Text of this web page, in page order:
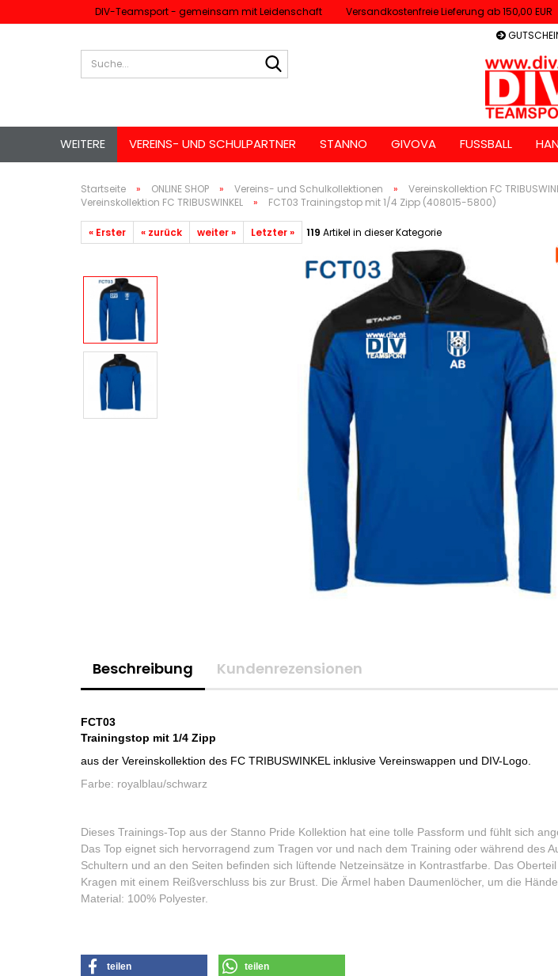
DIV-Teamsport - gemeinsam mit Leidenschaft
Versandkostenfreie Lieferung ab 150,00 EUR
VEREINS- UND SCHULPARTNER STANNO GIVOVA FUSSBALL
WEITERE
Startseite » ONLINE SHOP » Vereins- und Schulkollektionen » Vereinskollektion FC
Vereinskollektion FC TRIBUSWINKEL
» FCT03 Trainingstop mit 1/4 Zipp (408015-5800)
« Erster « zurück weiter » Letzter » 119 Artikel in dieser Kategorie
Beschreibung Kundenrezensionen
FCT03
Trainingstop mit 1/4 Zipp
aus der Vereinskollektion des FC TRIBUSWINKEL inklusive Vereinswappen und DIV-Logo.
Farbe: royalblau/schwarz
Dieses Trainings-Top aus der Stanno Pride Kollektion hat eine tolle Passform und fühlt sich
Das Top eignet sich hervorragend zum Tragen vor und nach dem Training oder während des
Schultern und an den Seiten befinden sich lüftende Netzeinsätze in Kontrastfarbe. Das
Kragen mit einem Reißverschluss bis zur Brust. Die Ärmel haben Daumenlöcher, um die
Material: 100% Polyester.
teilen teilen